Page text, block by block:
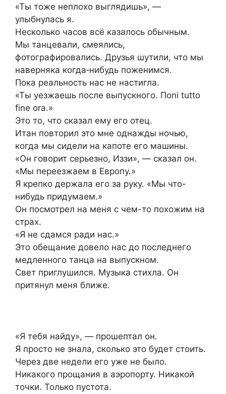
«Ты тоже неплохо выглядишь», —
улыбнулась я.
Несколько часов всё казалось обычным.
Мы танцевали, смеялись,
фотографировались. Друзья шутили, что мы
наверняка когда‑нибудь поженимся.
Пока реальность нас не настигла.
«Ты уезжаешь после выпускного. Пoni tutto
fine ora.»
Это то, что сказал ему его отец.
Итан повторил это мне однажды ночью,
когда мы сидели на капоте его машины.
«Он говорит серьезно, Иззи», — сказал он.
«Мы переезжаем в Европу.»
Я крепко держала его за руку. «Мы что-
нибудь придумаем.»
Он посмотрел на меня с чем-то похожим на
страх.
«Я не сдамся ради нас.»
Это обещание довело нас до последнего
медленного танца на выпускном.
Свет приглушился. Музыка стихла. Он
притянул меня ближе.
«Я тебя найду», — прошептал он.
Я просто не знала, сколько это будет стоить.
Через две недели его уже не было.
Никакого прощания в аэропорту. Никакой
точки. Только пустота.